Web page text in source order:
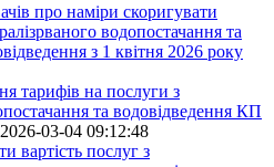
про наміри скоригувати
водопостачання та
з 1 квітня 2026 року
тарифів на послуги з
та водовідведення КП
2026-03-04 09:12:48
вартість послуг з